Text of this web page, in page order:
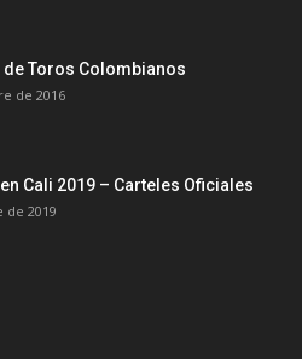
de Toros Colombianos
de 2016
Cali 2019 – Carteles Oficiales
de 2019